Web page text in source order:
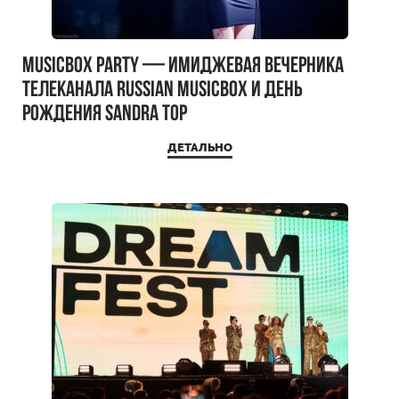
MUSICBOX PARTY — имиджевая вечерника
телеканала RUSSIAN MUSICBOX и день
рождения Sandra Top
ДЕТАЛЬНО